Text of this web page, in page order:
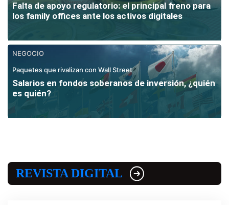
Falta de apoyo regulatorio: el principal freno para
los family offices ante los activos digitales
NEGOCIO
Paquetes que rivalizan con Wall Street
Salarios en fondos soberanos de inversión, ¿quién
es quién?
REVISTA DIGITAL